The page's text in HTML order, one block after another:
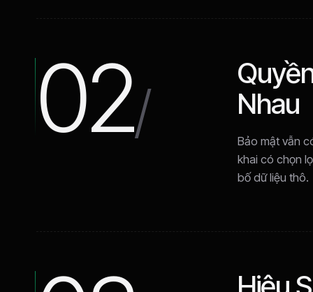
02/
Nhau
Bảo mật vẫn
khai có chọn
bố dữ liệu thô.